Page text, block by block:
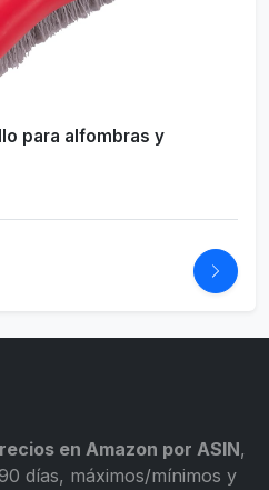
para alfombras y
en Amazon por ASIN,
días, máximos/mínimos y